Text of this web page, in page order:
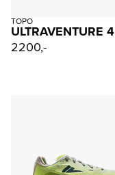
TOPO
ULTRAVENTURE 4
2200,-